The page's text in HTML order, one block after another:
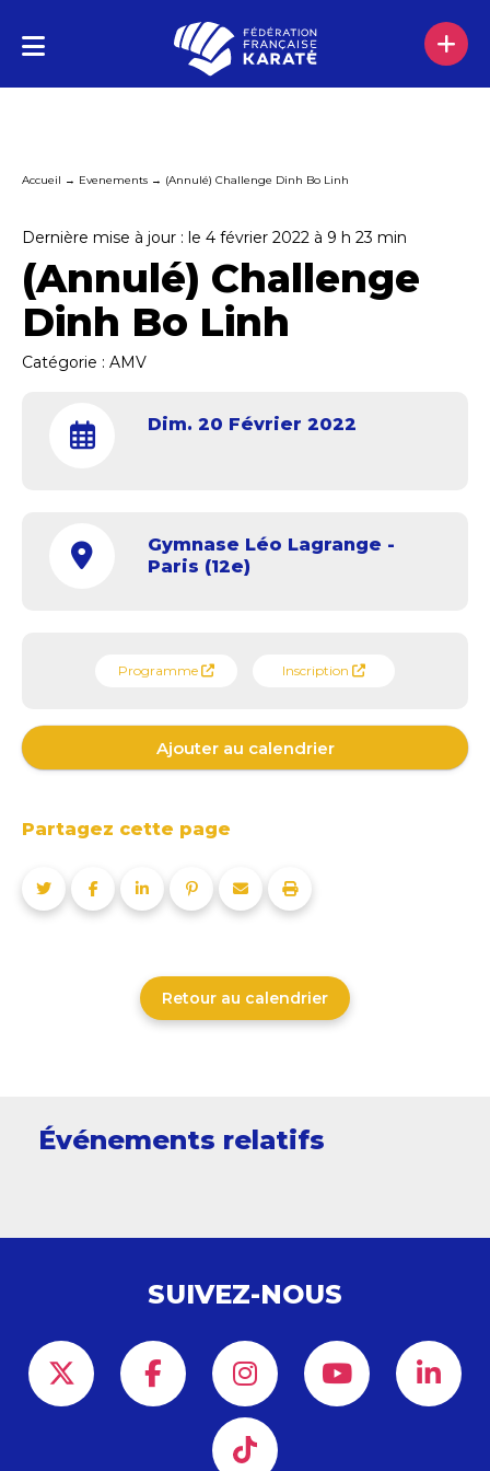
Accueil → Evenements → (Annulé) Challenge Dinh Bo Linh
Dernière mise à jour : le 4 février 2022 à 9 h 23 min
(Annulé) Challenge
Dinh Bo Linh
Catégorie : AMV
Dim. 20 Février 2022
Gymnase Léo Lagrange -
Paris (12e)
Programme Inscription
Ajouter au calendrier
Partagez cette page
Retour au calendrier
Événements relatifs
SUIVEZ-NOUS